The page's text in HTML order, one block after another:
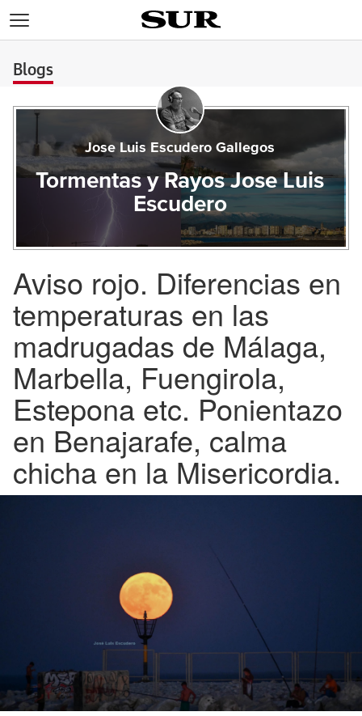
Blogs
Jose Luis Escudero Gallegos
Tormentas y Rayos Jose Luis
Escudero
Aviso rojo. Diferencias en
temperaturas en las
madrugadas de Málaga,
Marbella, Fuengirola,
Estepona etc. Ponientazo
en Benajarafe, calma
chicha en la Misericordia.